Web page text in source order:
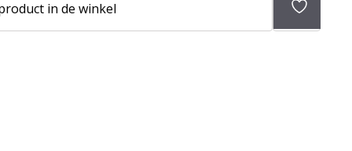
in de winkel